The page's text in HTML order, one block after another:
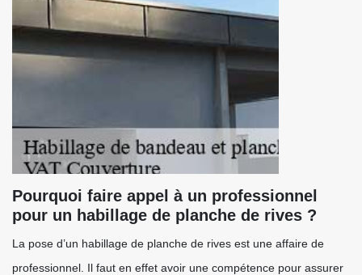
Pourquoi faire appel à un professionnel
pour un habillage de planche de rives ?
La pose d’un habillage de planche de rives est une affaire de
professionnel. Il faut en effet avoir une compétence pour assurer